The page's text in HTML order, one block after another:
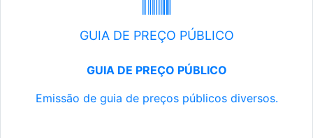
GUIA DE PREÇO PÚBLICO
GUIA DE PREÇO PÚBLICO
Emissão de guia de preços públicos diversos.